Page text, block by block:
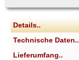
Details..
Technische Daten..
Lieferumfang..